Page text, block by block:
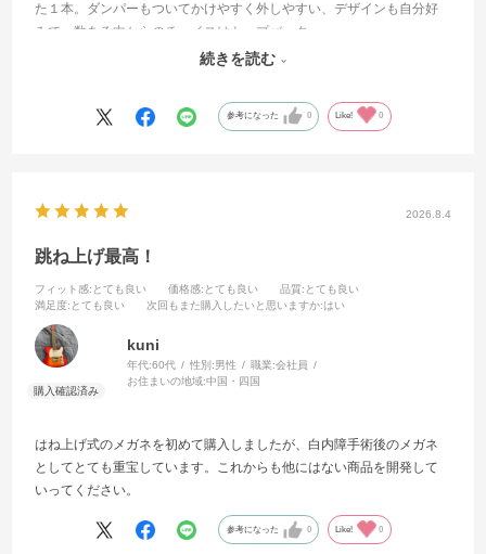
た１本。ダンパーもついてかけやすく外しやすい、デザインも自分好
みで、数ある中からのチョイスはトップバッター。
調光と掛け合わせ出来上がったお気に入りです🎶
続きを読む
参考になった 0 Like! 0
2026.8.4
跳ね上げ最高！
フィット感:とても良い 価格感:とても良い 品質:とても良い
満足度:とても良い 次回もまた購入したいと思いますか:はい
kuni
年代:60代 性別:男性 職業:会社員
お住まいの地域:中国・四国
はね上げ式のメガネを初めて購入しましたが、白内障手術後のメガネ
としてとても重宝しています。これからも他にはない商品を開発して
いってください。
参考になった 0 Like! 0